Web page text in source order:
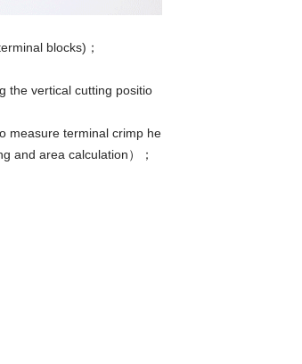
blocks)；
the vertical cutting positio
measure terminal crimp he
and area calculation）；